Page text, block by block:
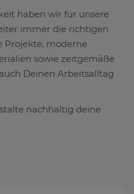
haben wir für unsere
immer die richtigen
Projekte, moderne
sowie zeitgemäße
Deinen Arbeitsalltag
nachhaltig deine